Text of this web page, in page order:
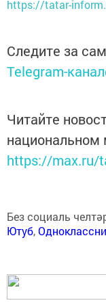
https://tatar-
Следите за
Telegram-
Читайте
https://max.ru/
Без социаль
Ютуб,